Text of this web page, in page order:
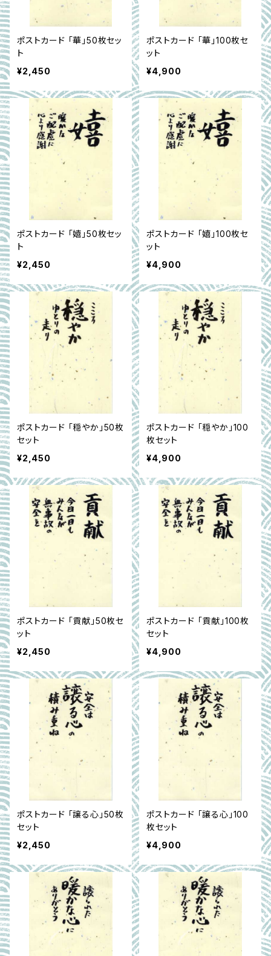
ポストカード 「華」50枚セッ
ト
¥2,450
ポストカード 「華」100枚セ
ット
¥4,900
ポストカード 「嬉」50枚セッ
ト
¥2,450
ポストカード 「嬉」100枚セ
ット
¥4,900
ポストカード 「穏やか」50枚
セット
¥2,450
ポストカード 「穏やか」100
枚セット
¥4,900
ポストカード 「貢献」50枚セ
ット
¥2,450
ポストカード 「貢献」100枚
セット
¥4,900
ポストカード 「譲る心」50枚
セット
¥2,450
ポストカード 「譲る心」100
枚セット
¥4,900